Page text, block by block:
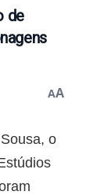
de
AA
o